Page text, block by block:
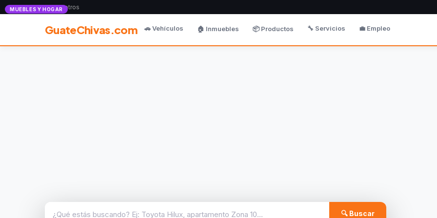
Anunciate con nosotros
GuateChivas.com 🚗 Vehículos 🏠 Inmuebles 📦 Productos 🔧 Servicios 💼 Empleo
🔍 Buscar
MUEBLES Y HOGAR